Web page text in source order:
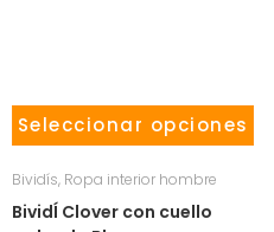
Seleccionar opciones
Bividís, Ropa interior hombre
BividÍ Clover con cuello